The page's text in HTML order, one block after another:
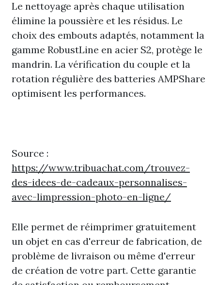
Le nettoyage après chaque utilisation
élimine la poussière et les résidus. Le
choix des embouts adaptés, notamment la
gamme RobustLine en acier S2, protège le
mandrin. La vérification du couple et la
rotation régulière des batteries AMPShare
optimisent les performances.
Source :
https://www.tribuachat.com/trouvez-
des-idees-de-cadeaux-personnalises-
avec-limpression-photo-en-ligne/
Elle permet de réimprimer gratuitement
un objet en cas d'erreur de fabrication, de
problème de livraison ou même d'erreur
de création de votre part. Cette garantie